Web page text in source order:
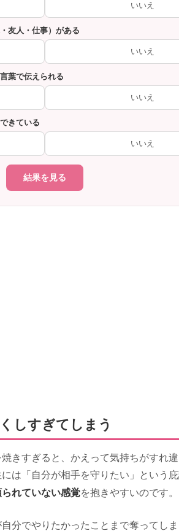
いいえ
友人・仕事）がある
いいえ
葉で伝えられる
いいえ
きている
いいえ
結果を見る
しすぎてしまう
きすぎると、かえって気持ちがすれ
は「自分が相手を守りたい」という
られていない感覚を抱きやすいのです。
分でやりたかったことまで奪ってし